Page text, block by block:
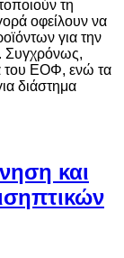
τη
οφείλουν να
για την
Συγχρόνως,
του ΕΟΦ, ενώ τα
διάστημα
και